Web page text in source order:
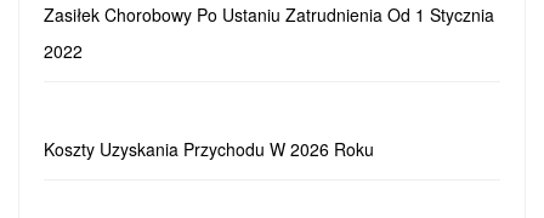
Zasiłek Chorobowy Po Ustaniu Zatrudnienia Od 1 Stycznia
2022
Koszty Uzyskania Przychodu W 2026 Roku